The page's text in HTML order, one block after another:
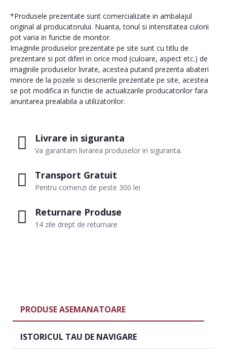
Livrare in siguranta
Va garantam livrarea produselor in siguranta.
Transport Gratuit
Pentru comenzi de peste 300 lei
Returnare Produse
14 zile drept de returnare
*Produsele prezentate sunt comercializate in ambalajul
original al producatorului. Nuanta, tonul si intensitatea culorii
pot varia in functie de monitor.
Imaginile produselor prezentate pe site sunt cu titlu de
prezentare si pot diferi in orice mod (culoare, aspect etc.) de
imaginile produselor livrate, acestea putand prezenta abateri
minore de la pozele si descrierile prezentate pe site, acestea
se pot modifica in functie de actualizarile producatorilor fara
anuntarea prealabila a utilizatorilor.
PRODUSE ASEMANATOARE
ISTORICUL TAU DE NAVIGARE